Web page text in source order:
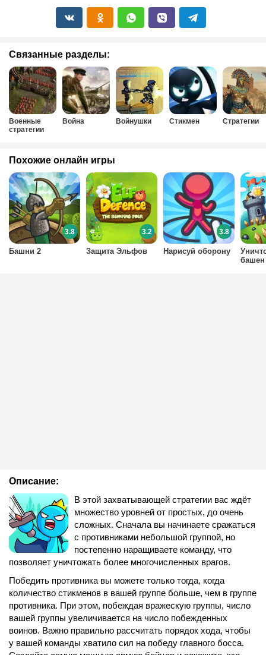
Связанные разделы:
Военные
стратегии
Война Войнушки Стикмен Стратегии
Описание:
В этой захватывающей стратегии вас ждёт
множество уровней от простых, до очень
сложных. Сначала вы начинаете сражаться
с противниками небольшой группой, но
постепенно наращиваете команду, что
позволяет уничтожать более многочисленных врагов.
Победить противника вы можете только тогда, когда
количество стикменов в вашей группе больше, чем в группе
противника. При этом, побеждая вражескую группы, число
вашей группы увеличивается на число побежденных
воинов. Важно правильно рассчитать порядок хода, чтобы
у вашей команды хватило сил на победу главного босса.
Похожие онлайн игры
Башни 2
3.8
Защита Эльфов
3.2
Нарисуй оборону
3.8
башен